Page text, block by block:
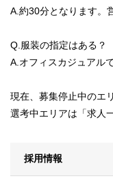
A.約30分となります。
Q.服装の指定はある？
A.オフィスカジュアル
現在、募集停止中のエ
選考中エリアは「求人
採用情報